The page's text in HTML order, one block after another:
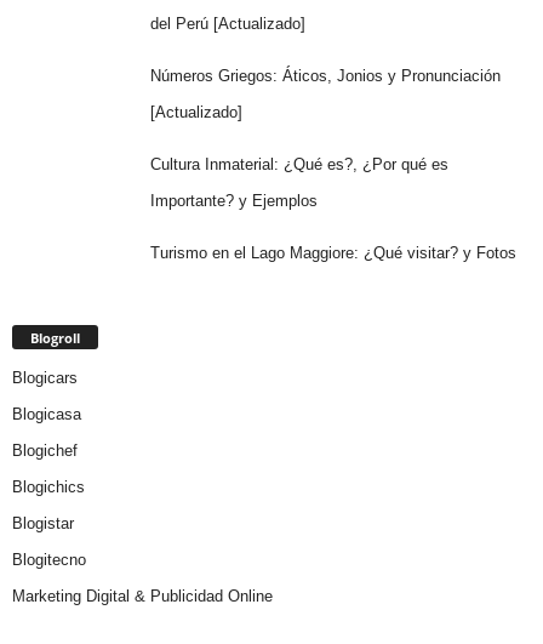
del Perú [Actualizado]
Números Griegos: Áticos, Jonios y Pronunciación
[Actualizado]
Cultura Inmaterial: ¿Qué es?, ¿Por qué es
Importante? y Ejemplos
Turismo en el Lago Maggiore: ¿Qué visitar? y Fotos
Blogroll
Blogicars
Blogicasa
Blogichef
Blogichics
Blogistar
Blogitecno
Marketing Digital & Publicidad Online